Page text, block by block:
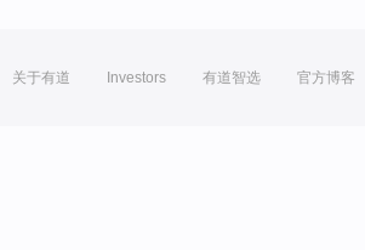
关于有道 Investors 有道智选 官方博客